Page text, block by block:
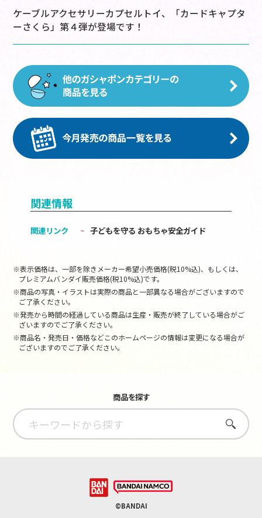
ケーブルアクセサリーカプセルトイ、「カードキャプタ
ーさくら」第４弾が登場です！
関連情報
関連リンク 子どもを守る おもちゃ安全ガイド
※表示価格は、一部を除きメーカー希望小売価格(税10%込)、もしくは、
プレミアムバンダイ販売価格(税10%込)です。
※商品の写真・イラストは実際の商品と一部異なる場合がございますので
ご了承ください。
※発売から時間の経過している商品は生産・販売が終了している場合がご
ざいますのでご了承ください。
※商品名・発売日・価格などこのホームページの情報は変更になる場合が
ございますのでご了承ください。
商品を探す
さがす
©BANDAI